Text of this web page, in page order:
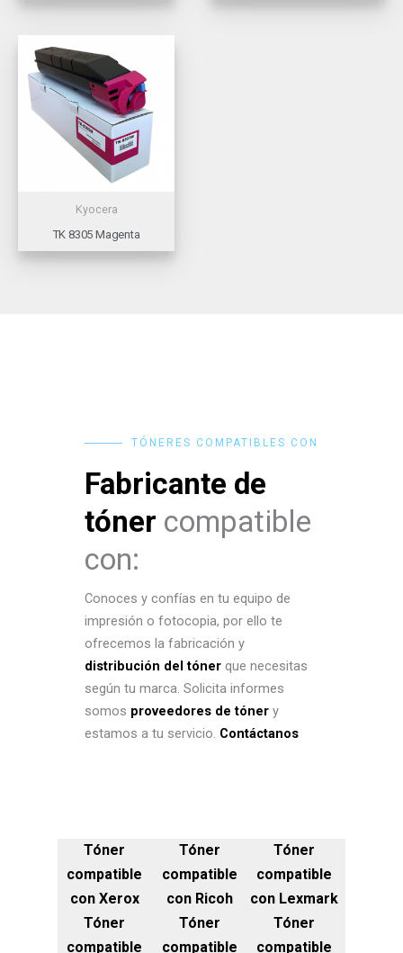
Kyocera
TK 8305 Magenta
TÓNERES COMPATIBLES CON
Fabricante de
tóner compatible
con:
Conoces y confías en tu equipo de
impresión o fotocopia, por ello te
ofrecemos la fabricación y
distribución del tóner que necesitas
según tu marca. Solicita informes
somos proveedores de tóner y
estamos a tu servicio. Contáctanos
Tóner
compatible
con Xerox
Tóner
compatible
con Ricoh
Tóner
compatible
con Lexmark
Tóner
compatible
Tóner
compatible
Tóner
compatible